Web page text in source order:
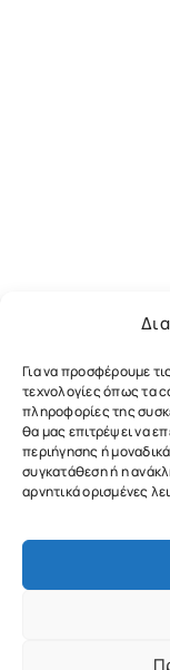
Για να προσφέρουμε
τεχνολογίες όπως τα
πληροφορίες της
θα μας επιτρέψει να
περιήγησης ή
συγκατάθεση ή η
αρνητικά ορισμένες